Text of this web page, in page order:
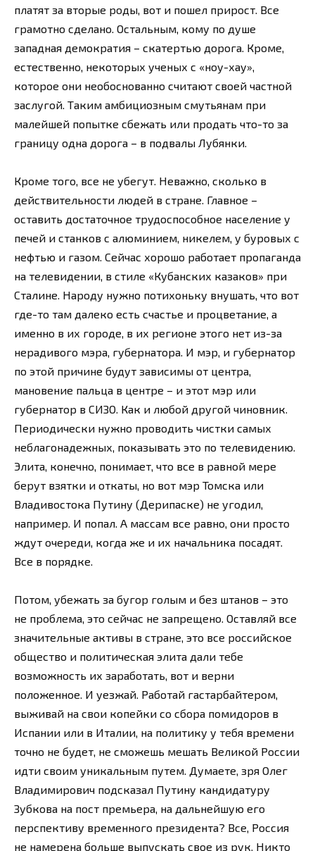
платят за вторые роды, вот и пошел прирост. Все
грамотно сделано. Остальным, кому по душе
западная демократия – скатертью дорога. Кроме,
естественно, некоторых ученых с «ноу-хау»,
которое они необоснованно считают своей частной
заслугой. Таким амбициозным смутьянам при
малейшей попытке сбежать или продать что-то за
границу одна дорога – в подвалы Лубянки.
Кроме того, все не убегут. Неважно, сколько в
действительности людей в стране. Главное –
оставить достаточное трудоспособное население у
печей и станков с алюминием, никелем, у буровых с
нефтью и газом. Сейчас хорошо работает пропаганда
на телевидении, в стиле «Кубанских казаков» при
Сталине. Народу нужно потихоньку внушать, что вот
где-то там далеко есть счастье и процветание, а
именно в их городе, в их регионе этого нет из-за
нерадивого мэра, губернатора. И мэр, и губернатор
по этой причине будут зависимы от центра,
мановение пальца в центре – и этот мэр или
губернатор в СИЗО. Как и любой другой чиновник.
Периодически нужно проводить чистки самых
неблагонадежных, показывать это по телевидению.
Элита, конечно, понимает, что все в равной мере
берут взятки и откаты, но вот мэр Томска или
Владивостока Путину (Дерипаске) не угодил,
например. И попал. А массам все равно, они просто
ждут очереди, когда же и их начальника посадят.
Все в порядке.
Потом, убежать за бугор голым и без штанов – это
не проблема, это сейчас не запрещено. Оставляй все
значительные активы в стране, это все российское
общество и политическая элита дали тебе
возможность их заработать, вот и верни
положенное. И уезжай. Работай гастарбайтером,
выживай на свои копейки со сбора помидоров в
Испании или в Италии, на политику у тебя времени
точно не будет, не сможешь мешать Великой России
идти своим уникальным путем. Думаете, зря Олег
Владимирович подсказал Путину кандидатуру
Зубкова на пост премьера, на дальнейшую его
перспективу временного президента? Все, Россия
не намерена больше выпускать свое из рук. Никто